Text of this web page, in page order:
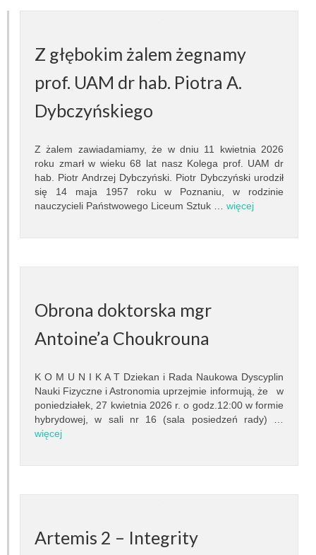
Władze Instytutu
Historia
Pracownicy
Teleskopy
Infrastruktura
Kontakt
Kalendarz
Dziedziny badań
Seminaria
Granty
Projekty
Konferencje
Serwisy sieciowe
STUDIA
Z głębokim żalem żegnamy
prof. UAM dr hab. Piotra A.
Dybczyńskiego
Z żalem zawiadamiamy, że w dniu 11 kwietnia 2026
roku zmarł w wieku 68 lat nasz Kolega prof. UAM dr
hab. Piotr Andrzej Dybczyński. Piotr Dybczyński urodził
się 14 maja 1957 roku w Poznaniu, w rodzinie
nauczycieli Państwowego Liceum Sztuk … więcej
Obrona doktorska mgr
Antoine’a Choukrouna
K O M U N I K A T Dziekan i Rada Naukowa Dyscyplin
Nauki Fizyczne i Astronomia uprzejmie informują, że w
poniedziałek, 27 kwietnia 2026 r. o godz.12:00 w formie
hybrydowej, w sali nr 16 (sala posiedzeń rady) …
więcej
Artemis 2 – Integrity